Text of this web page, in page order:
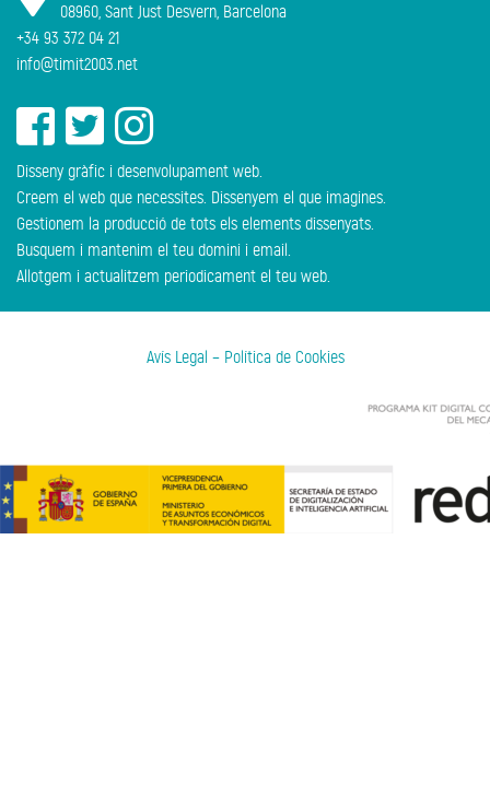
08960, Sant Just Desvern, Barcelona
+34 93 372 04 21
info@timit2003.net
Disseny gràfic i desenvolupament web.
Creem el web que necessites. Dissenyem el que imagines.
Gestionem la producció de tots els elements dissenyats.
Busquem i mantenim el teu domini i email.
Allotgem i actualitzem periodicament el teu web.
Avís Legal – Política de Cookies